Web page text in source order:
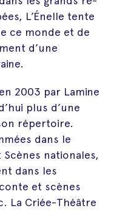
L’Énelle tente
ce monde et de
d’une
2003 par Lamine
plus d’une
répertoire.
dans le
nationales,
dans les
et scènes
La Criée-Théâtre